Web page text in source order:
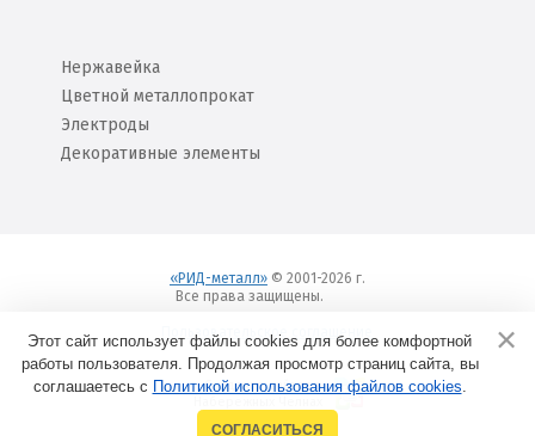
Нержавейка
Цветной металлопрокат
Электроды
Декоративные элементы
«РИД-металл»© 2001-2026 г.
Все права защищены.
Пользовательское соглашение
Создание сайтов в
Этот сайт использует файлы cookies для более комфортной
работы пользователя. Продолжая просмотр страниц сайта, вы
соглашаетесь с Политикой использования файлов cookies.
СОГЛАСИТЬСЯ